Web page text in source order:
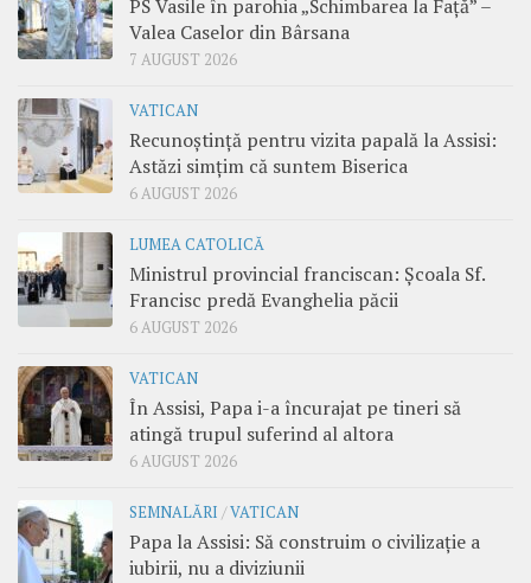
PS Vasile în parohia „Schimbarea la Față” –
Valea Caselor din Bârsana
7 AUGUST 2026
VATICAN
Recunoștință pentru vizita papală la Assisi:
Astăzi simțim că suntem Biserica
6 AUGUST 2026
LUMEA CATOLICĂ
Ministrul provincial franciscan: Școala Sf.
Francisc predă Evanghelia păcii
6 AUGUST 2026
VATICAN
În Assisi, Papa i-a încurajat pe tineri să
atingă trupul suferind al altora
6 AUGUST 2026
SEMNALĂRI /VATICAN
Papa la Assisi: Să construim o civilizație a
iubirii, nu a diviziunii